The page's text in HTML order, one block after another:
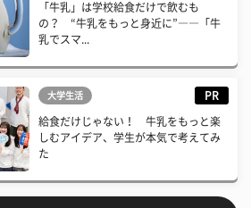
「牛乳」は学校給食だけで飲むも
の？ “牛乳をもっと身近に”――「牛
乳でスマ...
大学生活 PR
給食だけじゃない！ 牛乳をもっと楽
しむアイデア、学生が本気で考えてみ
た